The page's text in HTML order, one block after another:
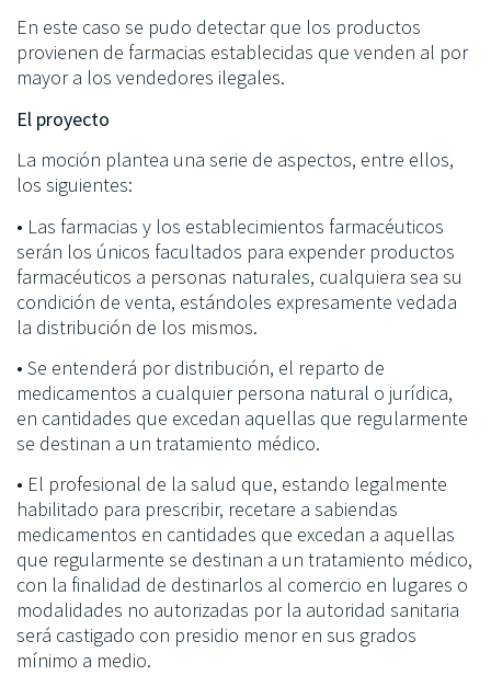
En este caso se pudo detectar que los productos
provienen de farmacias establecidas que venden al por
mayor a los vendedores ilegales.
El proyecto
La moción plantea una serie de aspectos, entre ellos,
los siguientes:
• Las farmacias y los establecimientos farmacéuticos
serán los únicos facultados para expender productos
farmacéuticos a personas naturales, cualquiera sea su
condición de venta, estándoles expresamente vedada
la distribución de los mismos.
• Se entenderá por distribución, el reparto de
medicamentos a cualquier persona natural o jurídica,
en cantidades que excedan aquellas que regularmente
se destinan a un tratamiento médico.
• El profesional de la salud que, estando legalmente
habilitado para prescribir, recetare a sabiendas
medicamentos en cantidades que excedan a aquellas
que regularmente se destinan a un tratamiento médico,
con la finalidad de destinarlos al comercio en lugares o
modalidades no autorizadas por la autoridad sanitaria
será castigado con presidio menor en sus grados
mínimo a medio.